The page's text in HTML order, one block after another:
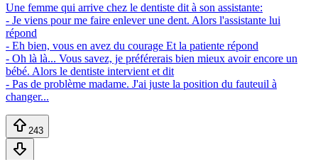
Une femme qui arrive chez le dentiste dit à son assistante:
- Je viens pour me faire enlever une dent. Alors l'assistante lui
répond
- Eh bien, vous en avez du courage Et la patiente répond
- Oh là là... Vous savez, je préférerais bien mieux avoir encore un
bébé. Alors le dentiste intervient et dit
- Pas de problème madame. J'ai juste la position du fauteuil à
changer...
243